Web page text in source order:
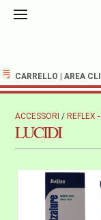
CARRELLO AREA
ACCESSORI / REFLEX
LUCIDI